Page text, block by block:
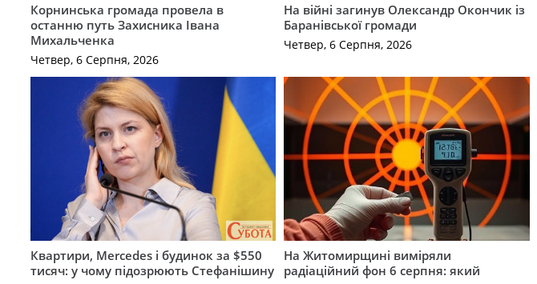
Корнинська громада провела в
останню путь Захисника Івана
Михальченка
Четвер, 6 Серпня, 2026
На війні загинув Олександр Окончик із
Баранівської громади
Четвер, 6 Серпня, 2026
Квартири, Mercedes і будинок за $550
тисяч: у чому підозрюють Стефанішину
На Житомирщині виміряли
радіаційний фон 6 серпня: який